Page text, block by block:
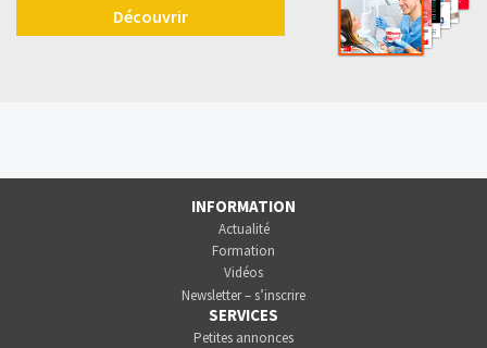
Découvrir
INFORMATION
Actualité
Formation
Vidéos
Newsletter – s’inscrire
SERVICES
Petites annonces